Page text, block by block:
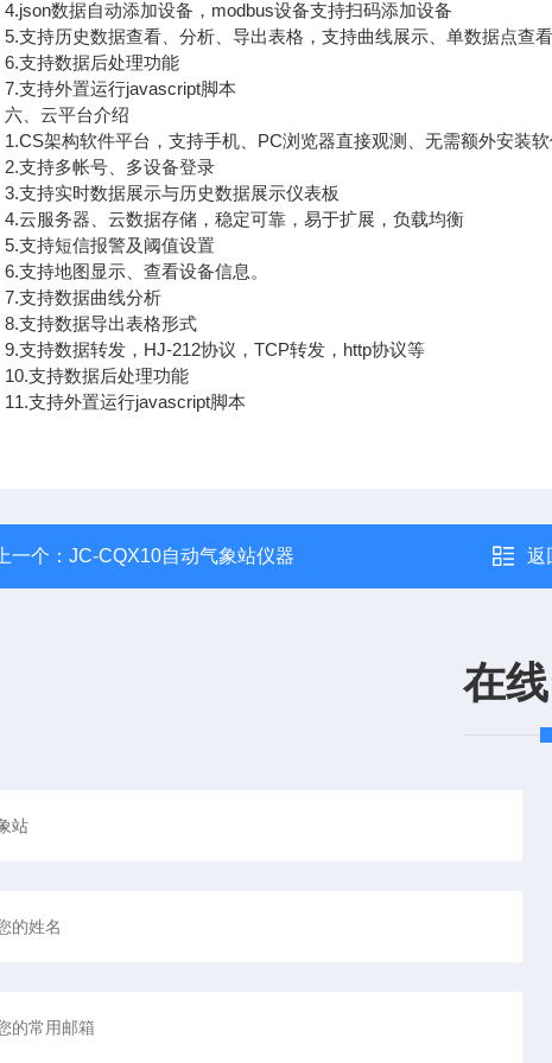
数据自动添加设备，modbus设备支持扫码添加设备
持历史数据查看、分析、导出表格，支持曲线展示、单数据点查看
持数据后处理功能
持外置运行javascript脚本
云平台介绍
架构软件平台，支持手机、PC浏览器直接观测、无需额外安装
持多帐号、多设备登录
持实时数据展示与历史数据展示仪表板
服务器、云数据存储，稳定可靠，易于扩展，负载均衡
持短信报警及阈值设置
持地图显示、查看设备信息。
持数据曲线分析
持数据导出表格形式
持数据转发，HJ-212协议，TCP转发，http协议等
支持数据后处理功能
支持外置运行javascript脚本
上一个： JC-CQX10自动气象站仪器 返
在